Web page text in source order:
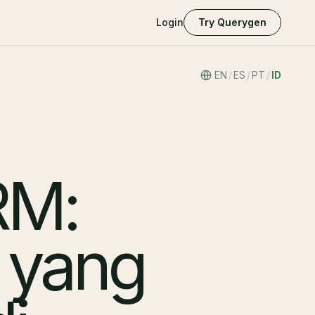
Login Try Querygen
EN /ES /PT / ID